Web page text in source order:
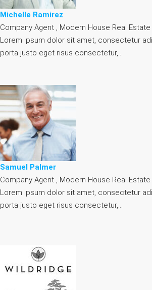
Michelle Ramirez
Company Agent , Modern House Real Estate
Lorem ipsum dolor sit amet, consectetur
porta justo eget risus consectetur,…
Samuel Palmer
Company Agent , Modern House Real Estate
Lorem ipsum dolor sit amet, consectetur
porta justo eget risus consectetur,…